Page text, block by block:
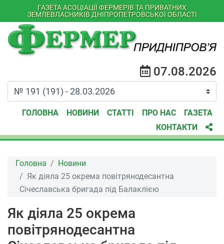
ГАЗЕТА АСОЦІАЦІЇ ФЕРМЕРІВ ТА ПРИВАТНИХ
ЗЕМЛЕВЛАСНИКІВ ДНІПРОПЕТРОВСЬКОЇ ОБЛАСТІ
07.08.2026
ГОЛОВНА НОВИНИ СТАТТІ ПРО НАС
ГАЗЕТА
КОНТАКТИ
Головна
Новини
Як діяла 25 окрема повітрянодесантна
Січеславська бригада під Балаклією
Як діяла 25 окрема
повітрянодесантна